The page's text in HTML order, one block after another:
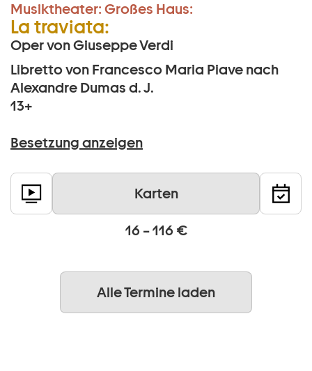
Musiktheater: Großes Haus:
La traviata:
Oper von Giuseppe Verdi
Libretto von Francesco Maria Piave nach
Alexandre Dumas d. J.
13+
Besetzung anzeigen
Karten
16 – 116 €
Alle Termine laden